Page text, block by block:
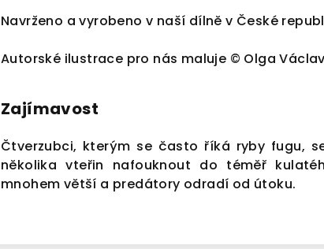
Navrženo a vyrobeno v naší dílně v České
Autorské ilustrace pro nás maluje © Olga
Zajímavost
Čtverzubci, kterým se často říká ryby fugu,
několika vteřin nafouknout do téměř
mnohem větší a predátory odradí od útoku.